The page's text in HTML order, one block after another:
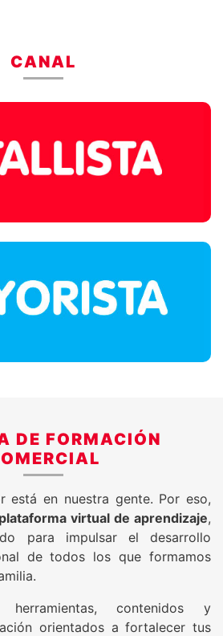
CANAL
DE FORMACIÓN
está en nuestra gente. Por eso,
plataforma virtual de aprendizaje,
para impulsar el desarrollo
de todos los que formamos
herramientas, contenidos y
orientados a fortalecer tus